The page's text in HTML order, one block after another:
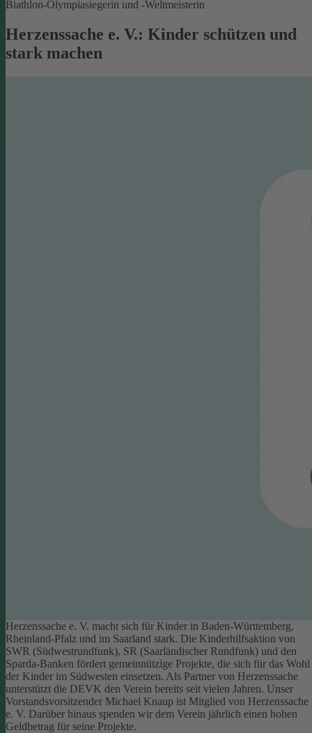
Biathlon-Olympiasiegerin und -Weltmeisterin
Herzenssache e. V.: Kinder schützen und
stark machen
Herzenssache e. V. macht sich für Kinder in Baden-Württemberg,
Rheinland-Pfalz und im Saarland stark. Die Kinderhilfsaktion von
SWR (Südwestrundfunk), SR (Saarländischer Rundfunk) und den
Sparda-Banken fördert gemeinnützige Projekte, die sich für das Wohl
der Kinder im Südwesten einsetzen. Als Partner von Herzenssache
unterstützt die DEVK den Verein bereits seit vielen Jahren. Unser
Vorstandsvorsitzender Michael Knaup ist Mitglied von Herzenssache
e. V. Darüber hinaus spenden wir dem Verein jährlich einen hohen
Geldbetrag für seine Projekte.